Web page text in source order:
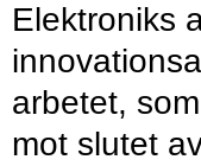
Elektroniks
arbetet,
mot slutet